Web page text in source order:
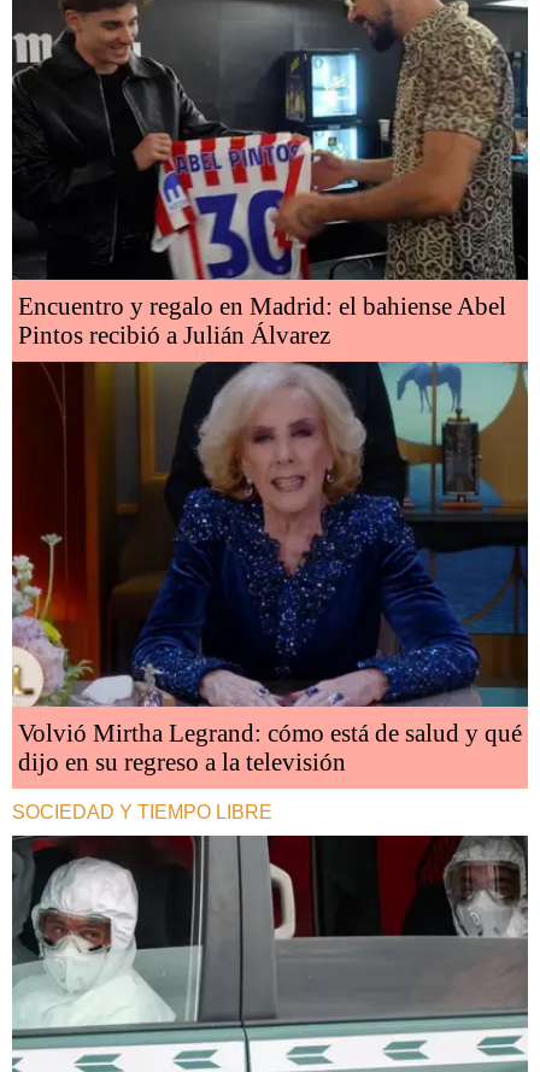
Encuentro y regalo en Madrid: el bahiense Abel
Pintos recibió a Julián Álvarez
Volvió Mirtha Legrand: cómo está de salud y qué
dijo en su regreso a la televisión
SOCIEDAD Y TIEMPO LIBRE